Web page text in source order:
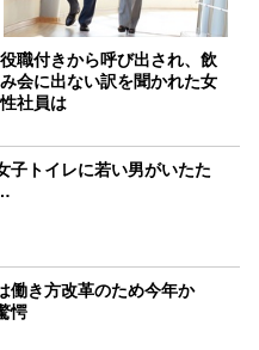
役職付きから呼び出され、飲
み会に出ない訳を聞かれた女
性社員は
子トイレに若い男がいたた
働き方改革のため今年か
愕